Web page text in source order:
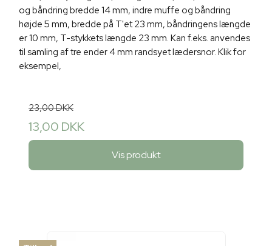
og båndring bredde 14 mm, indre muffe og båndring
højde 5 mm, bredde på T'et 23 mm, båndringens længde
er 10 mm, T-stykkets længde 23 mm. Kan f.eks. anvendes
til samling af tre ender 4 mm randsyet lædersnor. Klik for
eksempel,
23,00 DKK
13,00 DKK
Vis produkt